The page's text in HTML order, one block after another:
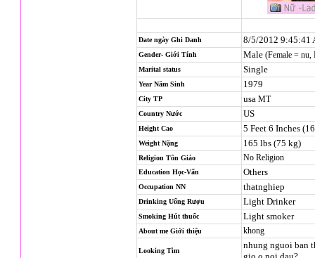
Date ngày Ghi Danh 8/5/2012 9:45:41
Gender- Giới Tính Male (Female = nu,
Marital status Single
Year Năm Sinh 1979
City TP usa MT
Country Nước US
Height Cao 5 Feet 6 Inches
Weight Nặng 165 lbs (75 kg)
Religion Tôn Giáo No Religion
Education Học-Vấn Others
Occupation NN thatnghiep
Drinking Uống Rượu Light Drinker
Smoking Hút thuốc Light smoker
About me Giới thiệu khong
Looking Tìm
nhung nguoi ban